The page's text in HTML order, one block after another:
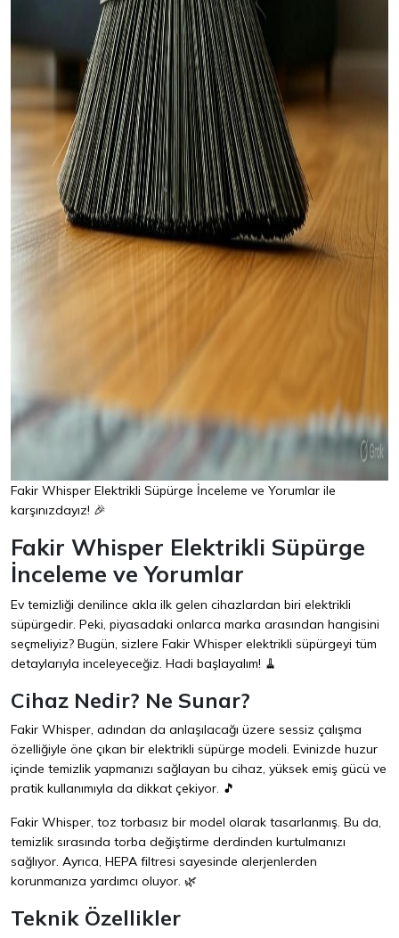
Fakir Whisper Elektrikli Süpürge İnceleme ve Yorumlar ile
karşınızdayız! 🎉
Fakir Whisper Elektrikli Süpürge
İnceleme ve Yorumlar
Ev temizliği denilince akla ilk gelen cihazlardan biri elektrikli
süpürgedir. Peki, piyasadaki onlarca marka arasından hangisini
seçmeliyiz? Bugün, sizlere Fakir Whisper elektrikli süpürgeyi tüm
detaylarıyla inceleyeceğiz. Hadi başlayalım! 🧹
Cihaz Nedir? Ne Sunar?
Fakir Whisper, adından da anlaşılacağı üzere sessiz çalışma
özelliğiyle öne çıkan bir elektrikli süpürge modeli. Evinizde huzur
içinde temizlik yapmanızı sağlayan bu cihaz, yüksek emiş gücü ve
pratik kullanımıyla da dikkat çekiyor. 🎵
Fakir Whisper, toz torbasız bir model olarak tasarlanmış. Bu da,
temizlik sırasında torba değiştirme derdinden kurtulmanızı
sağlıyor. Ayrıca, HEPA filtresi sayesinde alerjenlerden
korunmanıza yardımcı oluyor. 🌿
Teknik Özellikler